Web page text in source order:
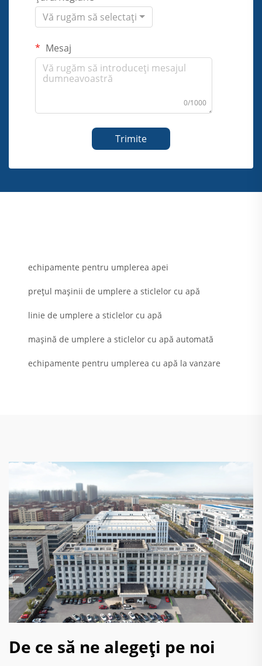
Vă rugăm să selectați
Mesaj
0/1000
Trimite
echipamente pentru umplerea apei
prețul mașinii de umplere a sticlelor cu apă
linie de umplere a sticlelor cu apă
mașină de umplere a sticlelor cu apă automată
echipamente pentru umplerea cu apă la vanzare
De ce să ne alegeți pe noi